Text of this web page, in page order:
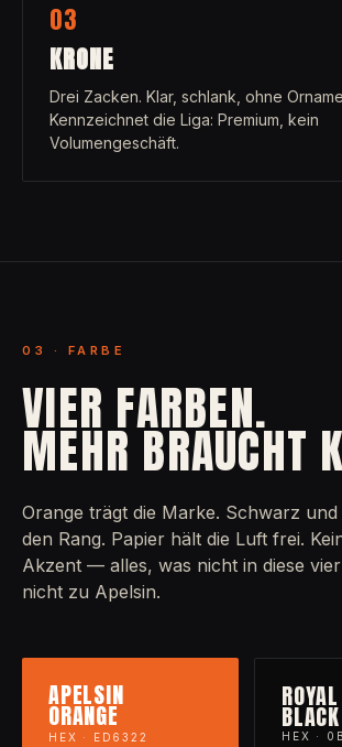
03
KRONE
Drei Zacken. Klar, schlank, ohne
Kennzeichnet die Liga: Premium, kein
Volumengeschäft.
03 · FARBE
VIER FARBEN.
MEHR BRAUCHT
Orange trägt die Marke. Schwarz und
den Rang. Papier hält die Luft frei.
Akzent — alles, was nicht in diese
nicht zu Apelsin.
APELSIN
ORANGE
HEX · ED6322
ROYAL
BLACK
HEX ·